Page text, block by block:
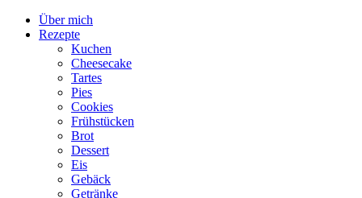
Über mich
Rezepte
Kuchen
Cheesecake
Tartes
Pies
Cookies
Frühstücken
Brot
Dessert
Eis
Gebäck
Getränke